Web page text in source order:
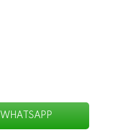
WHATSAPP